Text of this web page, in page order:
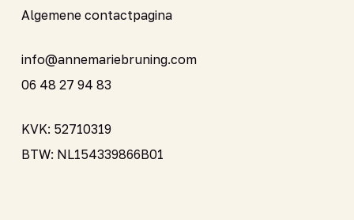
Algemene contactpagina
info@annemariebruning.com
06 48 27 94 83
KVK: 52710319
BTW: NL154339866B01